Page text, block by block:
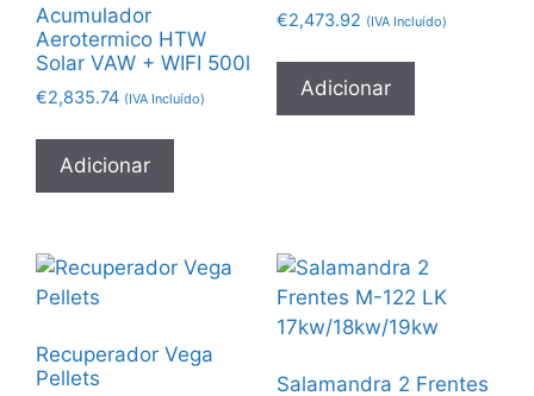
Acumulador
Aerotermico HTW
Solar VAW + WIFI 500l
€2,835.74 (IVA Incluído)
Adicionar
€2,473.92 (IVA Incluído)
Adicionar
Recuperador Vega
Pellets
Salamandra 2 Frentes